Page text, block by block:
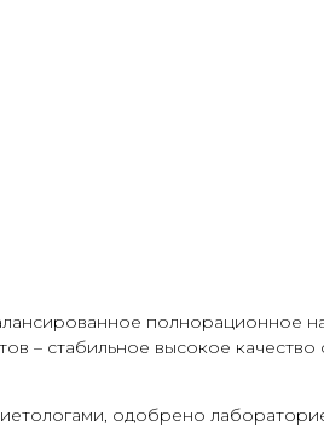
полнорационное
– стабильное высокое качество
одобрено